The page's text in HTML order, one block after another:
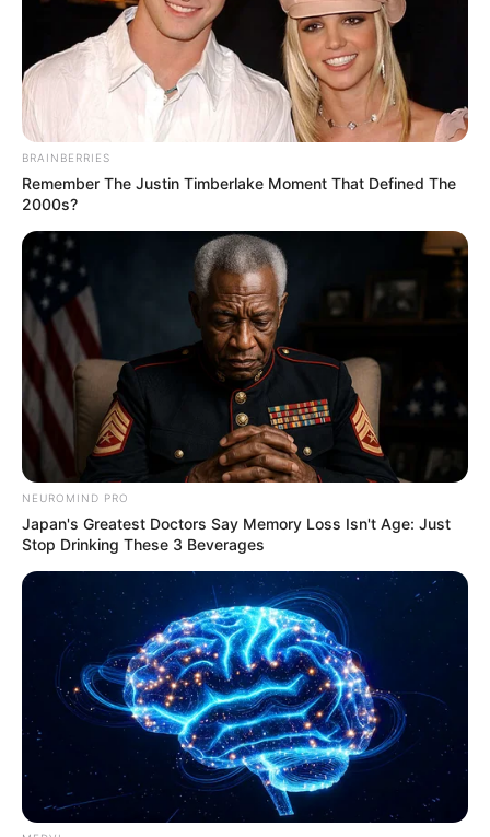
นอกจากนี้ยังมีอีก 3 ราศีที่จำเป็นต้องระวังตัวให้มาก ดำเนินชีวิตด้วย
สติ อย่าประมาท เนื่องจาก มีเกณฑ์เสี่ยงอุบัติเหตุ!
Home/ดูดวง
ดูดวง|
27 เม.ย. 2023
แบ่งปัน
ตั้งแต่วันที่ 8 เมษายน ที่ผ่านมาจวบจน 4 พฤษภาคม
2566 ดาวศุกร์ย้ายตำแหน่งสู่ตำแหน่งเกษตร เป็นการ
ย้ายกลับเข้าบ้านตนเอง จะส่งผลให้หลายๆ ราศี มีเงินมี
ทอง อุดมสมบูรณ์ เกิดความรัก ความเข้าใจอันดี ด้วยดาว
ศุกร์เป็นดาวแห่งความรักและความร่ำรวย หากแต่คราวนี้
ดาวศุกร์ย้ายมาชนกับดาวมฤตยู ทำให้ความรักยุ่งเหยิง
ปุ๊บปั๊บรับโชค มีความแตกต่างที่ต้องปรับตัวกันสูง รวมไป
ถึงการเงินที่จะต้องควักไปแบบไม่ได้ตั้งตัว จ่ายแบบงงๆ ใน
เรื่องที่ไม่จำเป็น นอกจากนี้ยังมีอีก 3 ราศีที่จำเป็นต้อง
ระวังตัวให้มาก ดำเนินชีวิตด้วยสติ อย่าประมาท เนื่องจาก
มีเกณฑ์เสี่ยงอุบัติเหตุ!
3 ราศี มีเกณฑ์เสี่ยงอุบัติเหตุ
BRAINBERRIES
Remember The Justin Timberlake Moment That Defined The
2000s?
NEUROMIND PRO
Japan's Greatest Doctors Say Memory Loss Isn't Age: Just
Stop Drinking These 3 Beverages